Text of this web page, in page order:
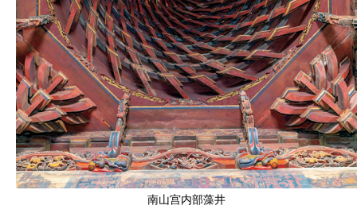
南山宫内部藻井